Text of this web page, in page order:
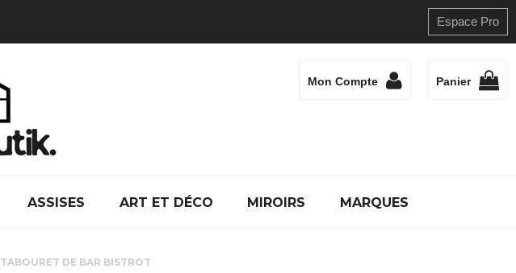
Espace Pro
Mon Compte Panier
ASSISES ART ET DÉCO MIROIRS MARQUES
TABOURET DE BAR BISTROT